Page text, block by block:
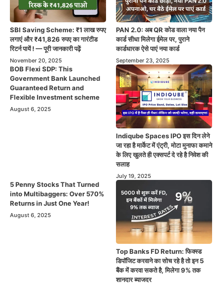
SBI Saving Scheme: ₹1 लाख रुपए
लगाएं और ₹41,826 रुपए का गारंटीड
रिटर्न पायें ! — पूरी जानकारी पढ़ें
November 20, 2025
PAN 2.0: अब QR कोड वाला नया पैन
कार्ड सीधा मिलेगा ईमेल पर, पुराने
कार्डधारक ऐसे पाएं नया कार्ड
September 23, 2025
BOB Flexi SDP: This
Government Bank Launched
Guaranteed Return and
Flexible Investment scheme
August 6, 2025
Indiqube Spaces IPO इस दिन लेने
जा रहा है मार्केट में एंट्री, मोटा मुनाफा कमाने
के लिए खुलते ही एक्सपर्ट दे रहे है निवेश की
सलाह
July 19, 2025
5 Penny Stocks That Turned
into Multibaggers: Over 570%
Returns in Just One Year!
August 6, 2025
Top Banks FD Return: फिक्स्ड
डिपॉजिट करवाने का सोच रहे है तो इन 5
बैंक में करवा सकते है, मिलेगा 9% तक
शानदार ब्याजदर